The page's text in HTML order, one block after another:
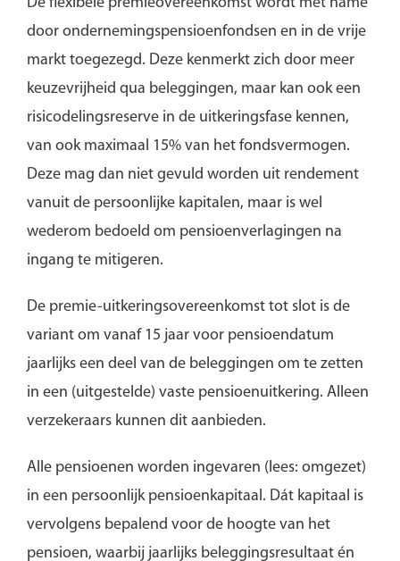
door ondernemingspensioenfondsen en in de vrije
markt toegezegd. Deze kenmerkt zich door meer
keuzevrijheid qua beleggingen, maar kan ook een
risicodelingsreserve in de uitkeringsfase kennen,
van ook maximaal 15% van het fondsvermogen.
Deze mag dan niet gevuld worden uit rendement
vanuit de persoonlijke kapitalen, maar is wel
wederom bedoeld om pensioenverlagingen na
ingang te mitigeren.
De premie-uitkeringsovereenkomst tot slot is de
variant om vanaf 15 jaar voor pensioendatum
jaarlijks een deel van de beleggingen om te zetten
in een (uitgestelde) vaste pensioenuitkering. Alleen
verzekeraars kunnen dit aanbieden.
Alle pensioenen worden ingevaren (lees: omgezet)
in een persoonlijk pensioenkapitaal. Dát kapitaal is
vervolgens bepalend voor de hoogte van het
pensioen, waarbij jaarlijks beleggingsresultaat én